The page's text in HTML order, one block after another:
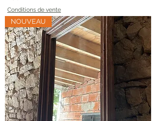
Conditions de vente
NOUVEAU